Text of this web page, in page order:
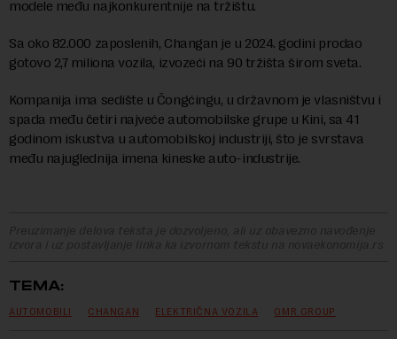
modele među najkonkurentnije na tržištu.
Sa oko 82.000 zaposlenih, Changan je u 2024. godini prodao
gotovo 2,7 miliona vozila, izvozeći na 90 tržišta širom sveta.
Kompanija ima sedište u Čongćingu, u državnom je vlasništvu i
spada među četiri najveće automobilske grupe u Kini, sa 41
godinom iskustva u automobilskoj industriji, što je svrstava
među najuglednija imena kineske auto-industrije.
Preuzimanje delova teksta je dozvoljeno, ali uz obavezno navođenje
izvora i uz postavljanje linka ka izvornom tekstu na novaekonomija.rs
TEMA:
AUTOMOBILI CHANGAN ELEKTRIČNA VOZILA OMR GROUP